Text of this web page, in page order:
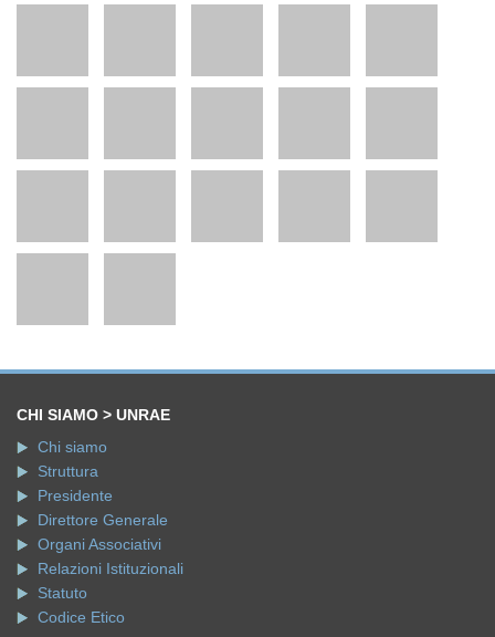
CHI SIAMO > UNRAE
Chi siamo
Struttura
Presidente
Direttore Generale
Organi Associativi
Relazioni Istituzionali
Statuto
Codice Etico